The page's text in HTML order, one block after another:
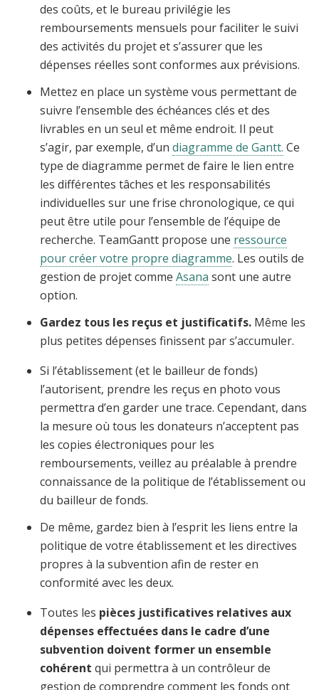
des coûts, et le bureau privilégie les
remboursements mensuels pour faciliter le suivi
des activités du projet et s’assurer que les
dépenses réelles sont conformes aux prévisions.
Mettez en place un système vous permettant de
suivre l’ensemble des échéances clés et des
livrables en un seul et même endroit. Il peut
s’agir, par exemple, d’un diagramme de Gantt. Ce
type de diagramme permet de faire le lien entre
les différentes tâches et les responsabilités
individuelles sur une frise chronologique, ce qui
peut être utile pour l’ensemble de l’équipe de
recherche. TeamGantt propose une ressource
pour créer votre propre diagramme. Les outils de
gestion de projet comme Asana sont une autre
option.
Gardez tous les reçus et justificatifs. Même les
plus petites dépenses finissent par s’accumuler.
Si l’établissement (et le bailleur de fonds)
l’autorisent, prendre les reçus en photo vous
permettra d’en garder une trace. Cependant, dans
la mesure où tous les donateurs n’acceptent pas
les copies électroniques pour les
remboursements, veillez au préalable à prendre
connaissance de la politique de l’établissement ou
du bailleur de fonds.
De même, gardez bien à l’esprit les liens entre la
politique de votre établissement et les directives
propres à la subvention afin de rester en
conformité avec les deux.
Toutes les pièces justificatives relatives aux
dépenses effectuées dans le cadre d’une
subvention doivent former un ensemble
cohérent qui permettra à un contrôleur de
gestion de comprendre comment les fonds ont